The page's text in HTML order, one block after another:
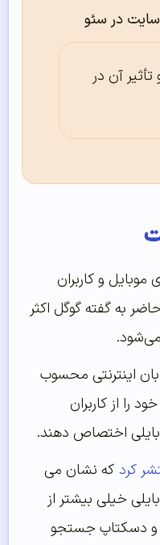
سایت در سئو
آن در
موبایل و کاربران
به گفته گوگل اکثر
اینترنتی محسوب
را از کاربران
اختصاص دهند.
کرد که نشان می
خیلی بیشتر از
و دسکتاپ جستجو